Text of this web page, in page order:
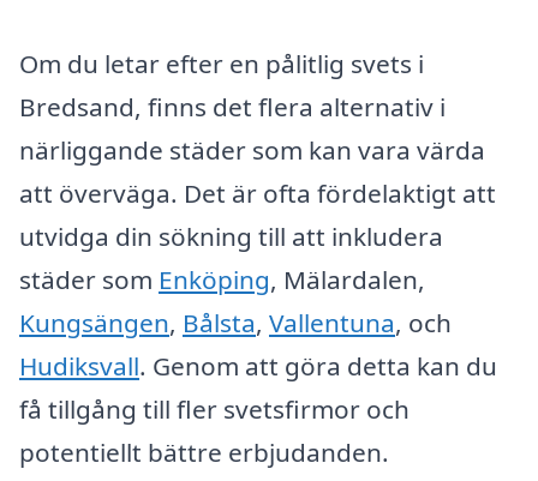
Om du letar efter en pålitlig svets i
Bredsand, finns det flera alternativ i
närliggande städer som kan vara värda
att överväga. Det är ofta fördelaktigt att
utvidga din sökning till att inkludera
städer som Enköping, Mälardalen,
Kungsängen, Bålsta, Vallentuna, och
Hudiksvall. Genom att göra detta kan du
få tillgång till fler svetsfirmor och
potentiellt bättre erbjudanden.